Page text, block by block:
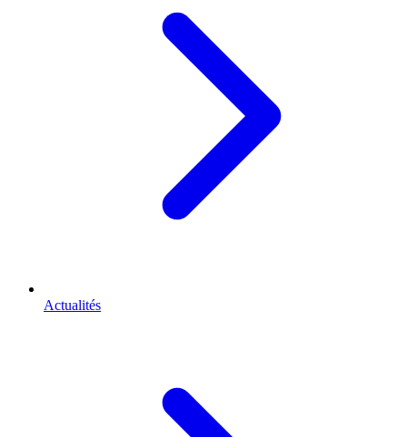
Actualités